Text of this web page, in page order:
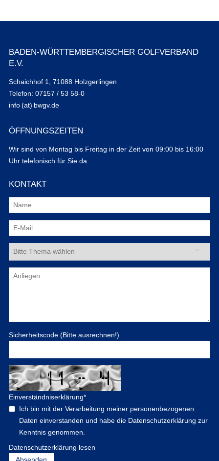
BADEN-WÜRTTEMBERGISCHER GOLFVERBAND
E.V.
Schaichhof 1, 71088 Holzgerlingen
Telefon: 07157 / 53 58-0
info (at) bwgv.de
ÖFFNUNGSZEITEN
Wir sind von Montag bis Freitag in der Zeit von 09:00 bis 16:00
Uhr telefonisch für Sie da.
KONTAKT
Sicherheitscode (Bitte ausrechnen!)
Einverständniserklärung*
Ich bin mit der Verarbeitung meiner personenbezogenen
Daten einverstanden und habe die Datenschutzerklärung zur
Kenntnis genommen.
Datenschutzerklärung lesen